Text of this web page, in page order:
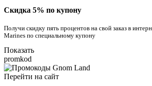
Скидка 5% по купону
Получи скидку пять процентов на свой заказ в
Marines по специальному купону
Показать
promkod
Перейти на сайт